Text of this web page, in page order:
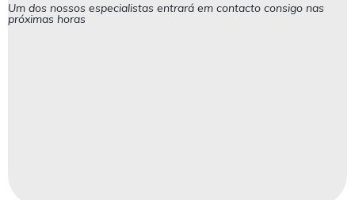
Um dos nossos especialistas entrará em contacto consigo nas
próximas horas